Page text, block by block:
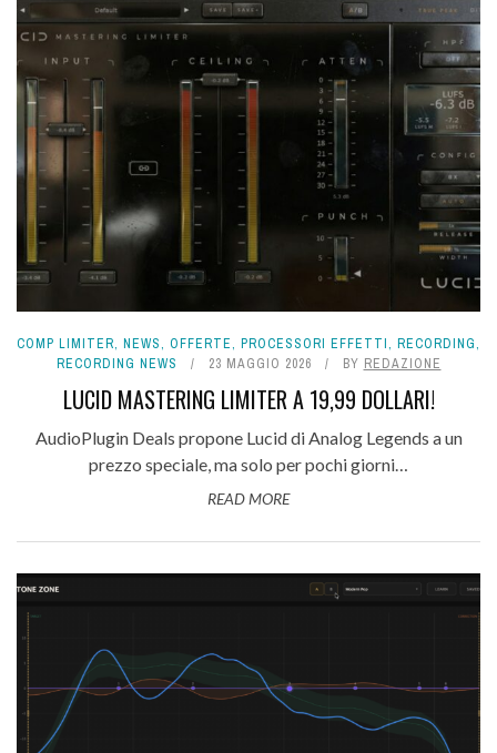
COMP LIMITER, NEWS, OFFERTE, PROCESSORI EFFETTI, RECORDING,
RECORDING NEWS
23 MAGGIO 2026 BY REDAZIONE
LUCID MASTERING LIMITER A 19,99 DOLLARI!
AudioPlugin Deals propone Lucid di Analog Legends a un
prezzo speciale, ma solo per pochi giorni…
READ MORE